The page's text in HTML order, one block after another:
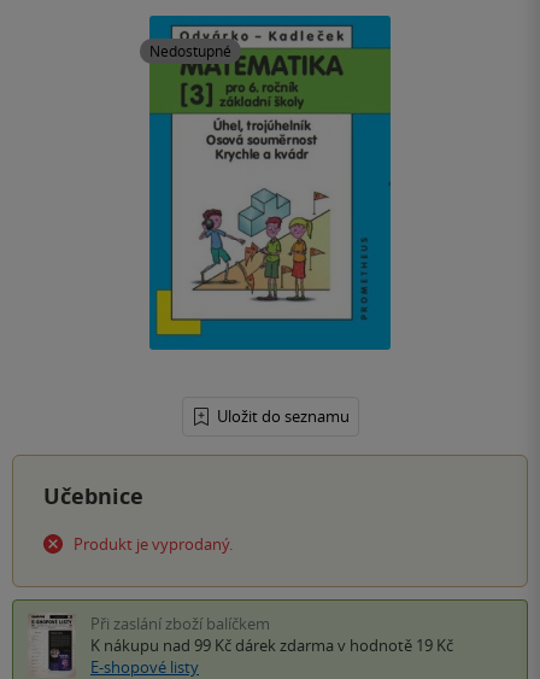
Nedostupné
Uložit do seznamu
Učebnice
Produkt je vyprodaný.
Při zaslání zboží balíčkem
K nákupu nad 99 Kč dárek zdarma v hodnotě 19 Kč
E-shopové listy